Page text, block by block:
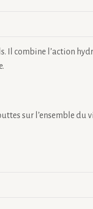
Il combine l’action
sur l’ensemble du